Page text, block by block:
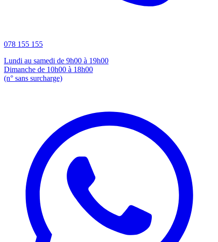
078 155 155
Lundi au samedi de 9h00 à 19h00
Dimanche de 10h00 à 18h00
(n° sans surcharge)